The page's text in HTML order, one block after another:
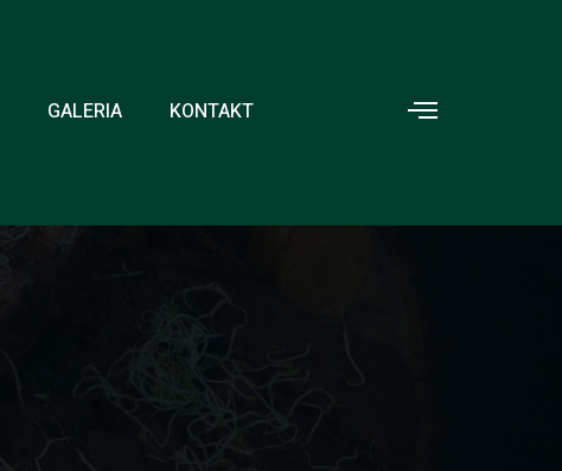
GALERIA KONTAKT